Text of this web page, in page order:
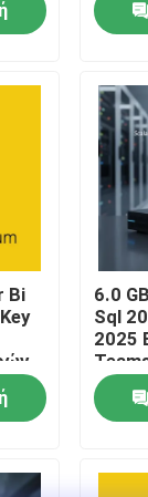
μας
2024
2021 συν
Bi
6.0
Sql
2025